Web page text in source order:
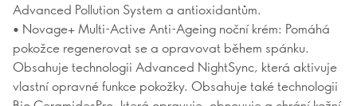
Advanced Pollution System a antioxidantům.
• Novage+ Multi-Active Anti-Ageing noční krém: Pomáhá
pokožce regenerovat se a opravovat během spánku.
Obsahuje technologii Advanced NightSync, která aktivuje
vlastní opravné funkce pokožky. Obsahuje také technologii